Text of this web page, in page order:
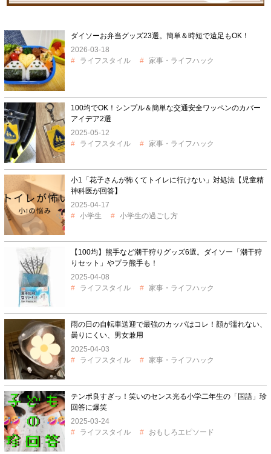
ダイソーお弁当グッズ23選。簡単＆時短で遠足もOK！
2026-03-18
ライフスタイル
家事・ライフハック
100均でOK！シンプル＆簡単な交通安全ワッペンのカバー
アイデア2選
2025-05-12
ライフスタイル
家事・ライフハック
小1「花子さんが怖くてトイレに行けない」対処法【児童精
神科医が回答】
2025-04-17
小学生
小学生の過ごし方
【100均】熊手など潮干狩りグッズ6選。ダイソー「潮干狩
りセット」やプラ熊手も！
2025-04-08
ライフスタイル
家事・ライフハック
雨の日の自転車送迎で最強のカッパはコレ！顔が濡れない、
曇りにくい、男女兼用
2025-04-03
ライフスタイル
家事・ライフハック
テンポ良すぎっ！笑いのセンス光る小学二年生の「国語」珍
回答に爆笑
2025-03-24
ライフスタイル
おもしろエピソード